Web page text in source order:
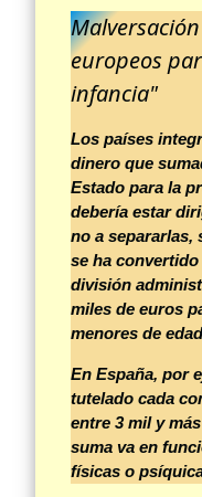
europeos
infancia"
Los países
dinero que
Estado para la
debería estar
no a separarlas,
se ha
división
miles de euros
menores de
En España, por
tutelado cada
entre 3 mil y
suma va en
físicas o